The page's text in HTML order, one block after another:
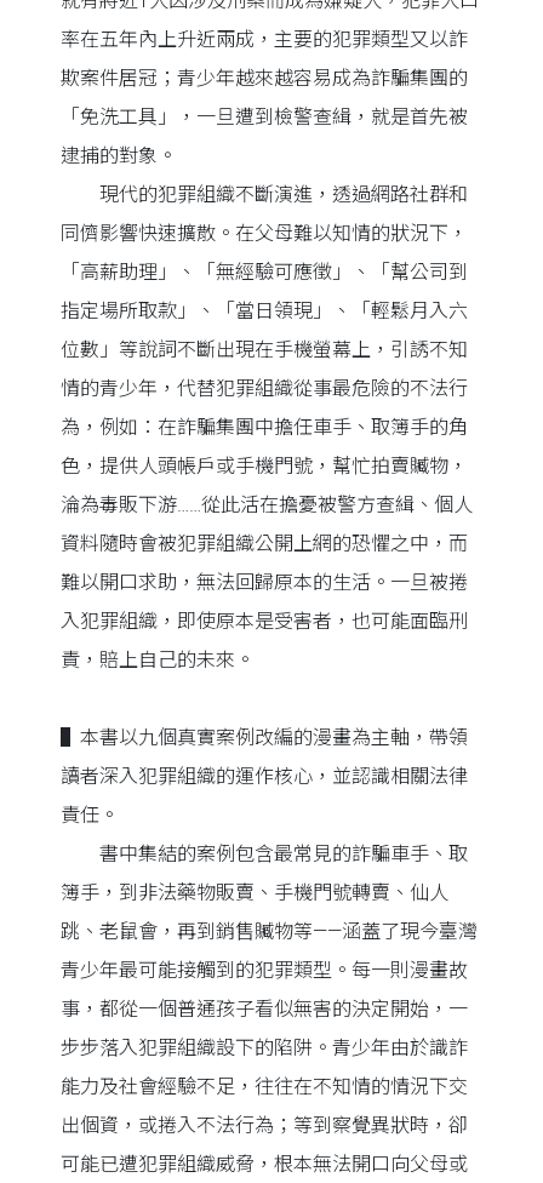
率在五年內上升近兩成，主要的犯罪類型又以詐
欺案件居冠；青少年越來越容易成為詐騙集團的
「免洗工具」，一旦遭到檢警查緝，就是首先被
逮捕的對象。
現代的犯罪組織不斷演進，透過網路社群和
同儕影響快速擴散。在父母難以知情的狀況下，
「高薪助理」、「無經驗可應徵」、「幫公司到
指定場所取款」、「當日領現」、「輕鬆月入六
位數」等說詞不斷出現在手機螢幕上，引誘不知
情的青少年，代替犯罪組織從事最危險的不法行
為，例如：在詐騙集團中擔任車手、取簿手的角
色，提供人頭帳戶或手機門號，幫忙拍賣贓物，
淪為毒販下游……從此活在擔憂被警方查緝、個人
資料隨時會被犯罪組織公開上網的恐懼之中，而
難以開口求助，無法回歸原本的生活。一旦被捲
入犯罪組織，即使原本是受害者，也可能面臨刑
責，賠上自己的未來。
▌本書以九個真實案例改編的漫畫為主軸，帶領
讀者深入犯罪組織的運作核心，並認識相關法律
責任。
書中集結的案例包含最常見的詐騙車手、取
簿手，到非法藥物販賣、手機門號轉賣、仙人
跳、老鼠會，再到銷售贓物等——涵蓋了現今臺灣
青少年最可能接觸到的犯罪類型。每一則漫畫故
事，都從一個普通孩子看似無害的決定開始，一
步步落入犯罪組織設下的陷阱。青少年由於識詐
能力及社會經驗不足，往往在不知情的情況下交
出個資，或捲入不法行為；等到察覺異狀時，卻
可能已遭犯罪組織威脅，根本無法開口向父母或